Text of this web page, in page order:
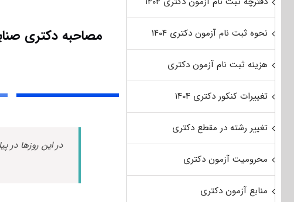
مصاحبه دکتری
در این روزها در
نحوه ثبت نام آزمون دکتری ۱۴۰۴
هزینه ثبت نام آزمون دکتری
تغییرات کنکور دکتری ۱۴۰۴
تغییر رشته در مقطع دکتری
محرومیت آزمون دکتری
منابع آزمون دکتری